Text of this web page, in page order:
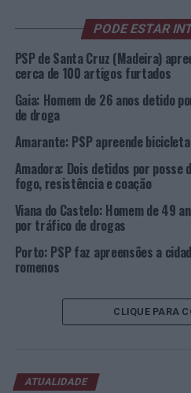
eventual medida de coação.
Foto: DR.
TÓPICOS RELACIONADOS:
ESPINHO
PRÓXIMO
ISAL integra programação
dos Monumentos e Sítios
NÃO PERCA
Concurso de fotografia da
no bairro
PODE ESTAR
PSP de Santa Cruz (Madeira)
cerca de 100 artigos furtados
Gaia: Homem de 26 anos detido
de droga
Amarante: PSP apreende
Amadora: Dois detidos por posse
fogo, resistência e coação
Viana do Castelo: Homem de 49
por tráfico de drogas
Porto: PSP faz apreensões a
romenos
CLIQUE PARA
ATUALIDADE